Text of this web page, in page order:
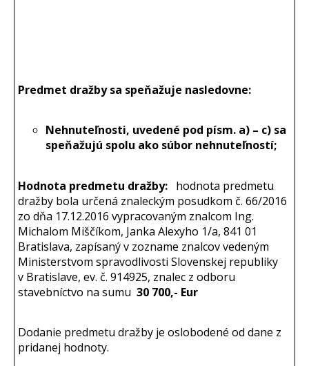
Predmet dražby sa speňažuje nasledovne:
Nehnuteľnosti, uvedené pod písm. a) – c) sa
speňažujú spolu ako súbor nehnuteľností;
Hodnota predmetu dražby: hodnota predmetu
dražby bola určená znaleckým posudkom č. 66/2016
zo dňa 17.12.2016 vypracovaným znalcom Ing.
Michalom Miščíkom, Janka Alexyho 1/a, 841 01
Bratislava, zapísaný v zozname znalcov vedeným
Ministerstvom spravodlivosti Slovenskej republiky
v Bratislave, ev. č. 914925, znalec z odboru
stavebníctvo na sumu 30 700,- Eur
Dodanie predmetu dražby je oslobodené od dane z
pridanej hodnoty.